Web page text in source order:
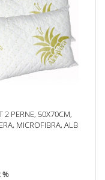
2 PERNE, 50X70CM,
MICROFIBRA, ALB